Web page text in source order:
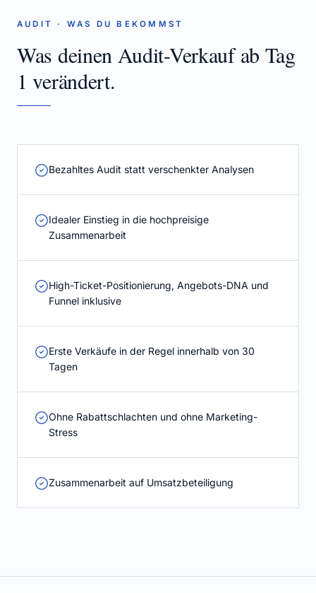
AUDIT · WAS DU BEKOMMST
Was deinen Audit-Verkauf ab Tag
1 verändert.
Bezahltes Audit statt verschenkter Analysen
Idealer Einstieg in die hochpreisige
Zusammenarbeit
High-Ticket-Positionierung, Angebots-DNA und
Funnel inklusive
Erste Verkäufe in der Regel innerhalb von 30
Tagen
Ohne Rabattschlachten und ohne Marketing-
Stress
Zusammenarbeit auf Umsatzbeteiligung